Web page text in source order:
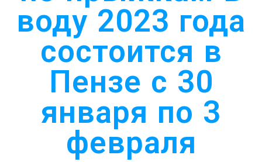
воду 2023 года
состоится в
Пензе с 30
января по 3
февраля